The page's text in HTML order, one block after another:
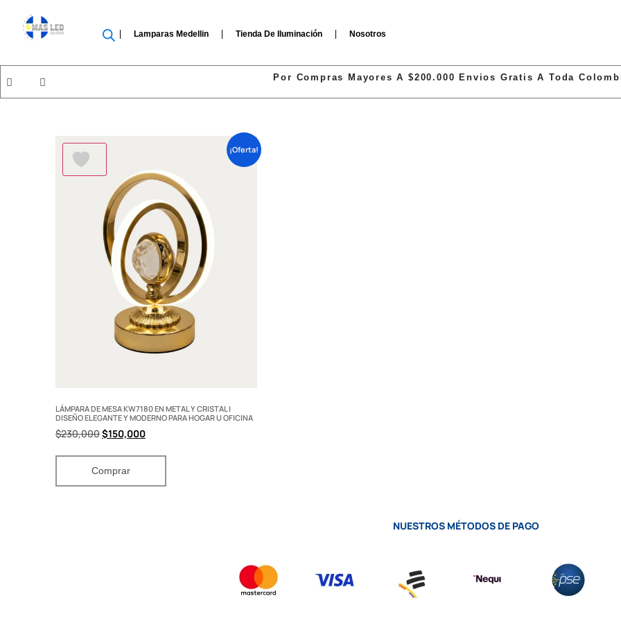
Lamparas Medellin Tienda De Iluminación Nosotros
Por Compras Mayores A $200.000 Envios Gratis A Toda
¡Oferta!
LÁMPARA DE MESA KW7180 EN METAL Y CRISTAL |
DISEÑO ELEGANTE Y MODERNO PARA HOGAR U OFICINA
$230,000$150,000
Comprar
NUESTROS MÉTODOS DE PAGO